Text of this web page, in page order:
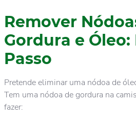
Remover
Gordura e Óleo:
Passo
Pretende eliminar uma nódoa de
Tem uma nódoa de gordura na
fazer: